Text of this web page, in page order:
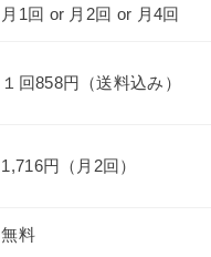
月1回 or 月2回 or 月4回
１回858円（送料込み）
1,716円（月2回）
無料